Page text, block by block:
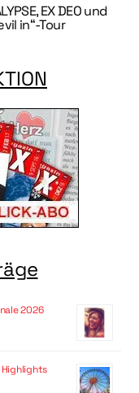
EX DEO und
in“-Tour
2026
Highlights